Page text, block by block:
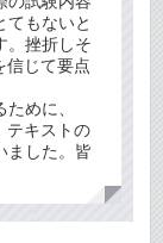
てもないと
。挫折しそ
信じて要点
めに、
テキストの
ました。皆